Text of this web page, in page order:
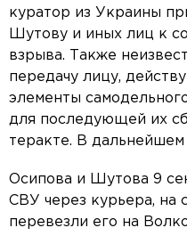
куратор из Украины
Шутову и иных лиц к
взрыва. Также
передачу лицу,
элементы
для последующей их
теракте. В
Осипова и Шутова 9
СВУ через курьера, на
перевезли его на